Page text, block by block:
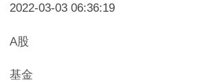
2022-03-03 06:36:19
A股
基金